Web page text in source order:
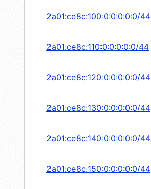
2a01:ce8c:100:0:0:0:0:0/44
2a01:ce8c:110:0:0:0:0:0/44
2a01:ce8c:120:0:0:0:0:0/44
2a01:ce8c:130:0:0:0:0:0/44
2a01:ce8c:140:0:0:0:0:0/44
2a01:ce8c:150:0:0:0:0:0/44